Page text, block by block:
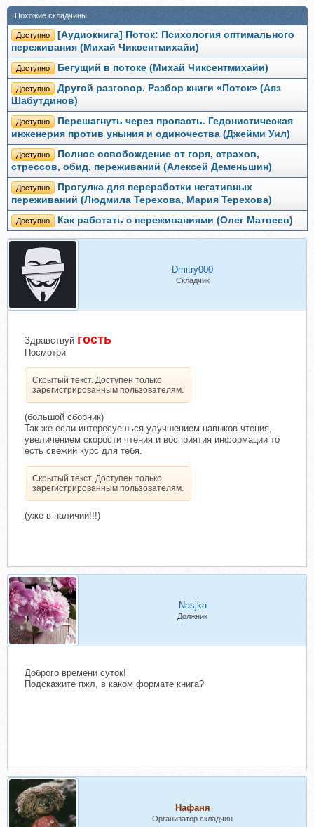
Похожие складчины
Доступно
[Аудиокнига] Поток: Психология оптимального
переживания (Михай Чиксентмихайи)
Доступно Бегущий в потоке (Михай Чиксентмихайи)
Доступно
Другой разговор. Разбор книги «Поток» (Аяз
Шабутдинов)
Доступно
Перешагнуть через пропасть. Гедонистическая
инженерия против уныния и одиночества (Джейми Уил)
Доступно
Полное освобождение от горя, страхов,
стрессов, обид, переживаний (Алексей Деменьшин)
Доступно
Прогулка для переработки негативных
переживаний (Людмила Терехова, Мария Терехова)
Доступно Как работать с переживаниями (Олег Матвеев)
Dmitry000
Складчик
Здравствуй гость
Посмотри
Скрытый текст. Доступен только
зарегистрированным пользователям.
(большой сборник)
Так же если интересуешься улучшением навыков чтения,
увеличением скорости чтения и восприятия информации то
есть свежий курс для тебя.
Скрытый текст. Доступен только
зарегистрированным пользователям.
(уже в наличии!!!)
Nasjka
Должник
Доброго времени суток!
Подскажите пжл, в каком формате книга?
Нафаня
Организатор складчин